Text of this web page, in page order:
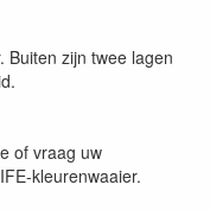
Buiten zijn twee lagen
of vraag uw
kleurenwaaier.